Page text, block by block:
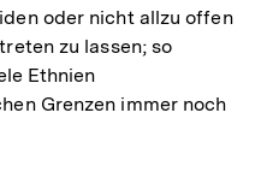
oder nicht allzu offen
zu lassen; so
Ethnien
Grenzen immer noch